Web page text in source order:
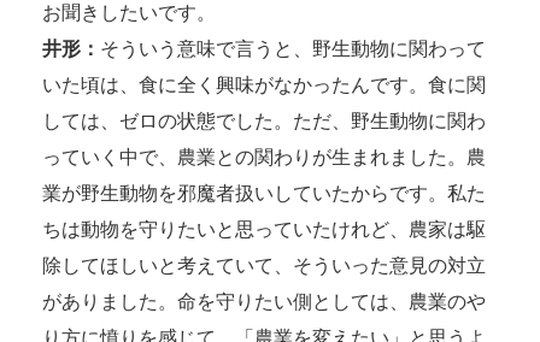
お聞きしたいです。
井形： そういう意味で言うと、野生動物に関わって
いた頃は、食に全く興味がなかったんです。食に関
しては、ゼロの状態でした。ただ、野生動物に関わ
っていく中で、農業との関わりが生まれました。農
業が野生動物を邪魔者扱いしていたからです。私た
ちは動物を守りたいと思っていたけれど、農家は駆
除してほしいと考えていて、そういった意見の対立
がありました。命を守りたい側としては、農業のや
り方に憤りを感じて、「農業を変えたい」と思うよ